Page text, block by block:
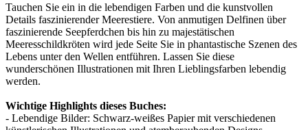
Tauchen Sie ein in die lebendigen Farben und die kunstvollen
Details faszinierender Meerestiere. Von anmutigen Delfinen über
faszinierende Seepferdchen bis hin zu majestätischen
Meeresschildkröten wird jede Seite Sie in phantastische Szenen des
Lebens unter den Wellen entführen. Lassen Sie diese
wunderschönen Illustrationen mit Ihren Lieblingsfarben lebendig
werden.
Wichtige Highlights dieses Buches:
- Lebendige Bilder: Schwarz-weißes Papier mit verschiedenen